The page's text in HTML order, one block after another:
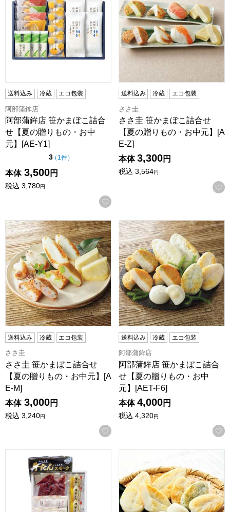
送料込み 冷蔵 エコ包装
阿部蒲鉾店
阿部蒲鉾店 笹かまぼこ詰合
せ【夏の贈りもの・お中
元】[AE-Y1]
3点（5点満点中）
（ 1件の評価
）
本体 3,500円
税込 3,780円
お気に入りに登録する
送料込み 冷蔵 エコ包装
ささ圭
ささ圭 笹かまぼこ詰合せ
【夏の贈りもの・お中元】[A
E-Z]
本体 3,300円
税込 3,564円
ささ圭 笹かまぼこ詰合せ【夏の贈りもの・お中元】[AE-M]
送料込み 冷蔵 エコ包装
ささ圭
ささ圭 笹かまぼこ詰合せ
【夏の贈りもの・お中元】[A
E-M]
本体 3,000円
税込 3,240円
お気に入りに登録する
阿部蒲鉾店 笹かまぼこ詰合
送料込み 冷蔵 エコ包装
阿部蒲鉾店
阿部蒲鉾店 笹かまぼこ詰合
せ【夏の贈りもの・お中
元】[AET-F6]
本体 4,000円
税込 4,320円
ささ圭 笹かまぼこ・牛たんスモーク詰合せ【夏の贈りもの